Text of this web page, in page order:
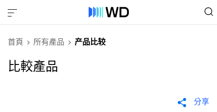
首頁 所有產品 产品比较
比較產品
分享